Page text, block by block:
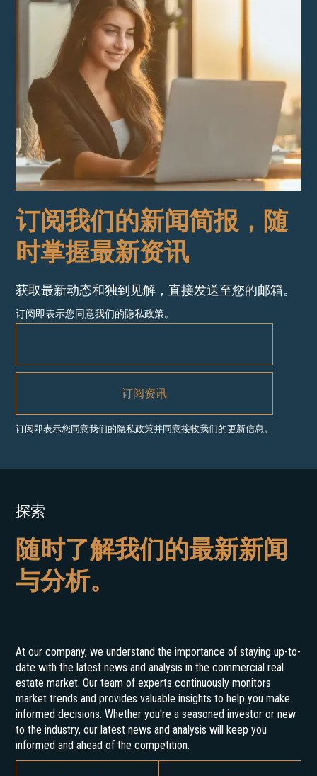
订阅我们的新闻简报，随
时掌握最新资讯
获取最新动态和独到见解，直接发送至您的邮箱。
订阅即表示您同意我们的隐私政策。
订阅即表示您同意我们的隐私政策并同意接收我们的更新信息。
探索
随时了解我们的最新新闻
与分析。
At our company, we understand the importance of staying up-to-
date with the latest news and analysis in the commercial real
estate market. Our team of experts continuously monitors
market trends and provides valuable insights to help you make
informed decisions. Whether you're a seasoned investor or new
to the industry, our latest news and analysis will keep you
informed and ahead of the competition.